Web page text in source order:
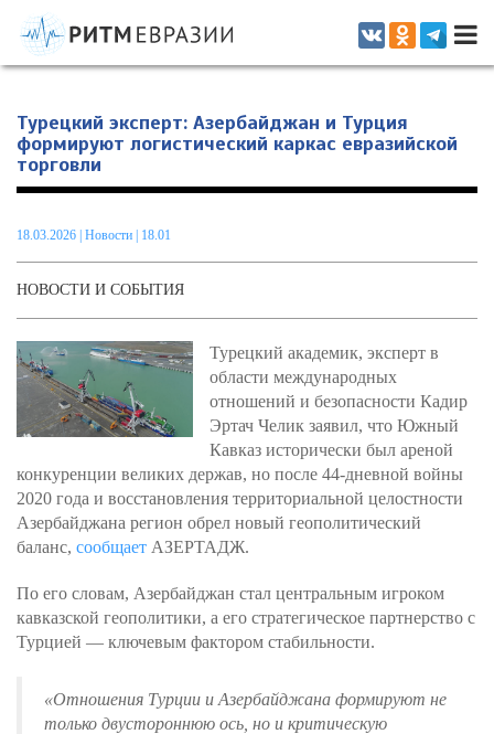
Информационно-аналитическое издание, посвященное актуальным
проблемам интеграции на постсоветском пространстве
Турецкий эксперт: Азербайджан и Турция
формируют логистический каркас евразийской
торговли
18.03.2026 Новости | 18.01
НОВОСТИ И СОБЫТИЯ
Турецкий академик, эксперт в
области международных
отношений и безопасности Кадир
Эртач Челик заявил, что Южный
Кавказ исторически был ареной
конкуренции великих держав, но после 44-дневной войны
2020 года и восстановления территориальной целостности
Азербайджана регион обрел новый геополитический
баланс, сообщает АЗЕРТАДЖ.
По его словам, Азербайджан стал центральным игроком
кавказской геополитики, а его стратегическое партнерство с
Турцией — ключевым фактором стабильности.
«Отношения Турции и Азербайджана формируют не
только двустороннюю ось, но и критическую